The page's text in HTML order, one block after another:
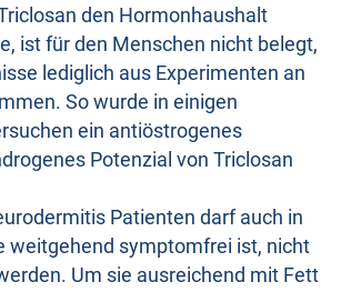
den Hormonhaushalt
ist für den Menschen nicht belegt,
lediglich aus Experimenten an
So wurde in einigen
ein antiöstrogenes
Potenzial von Triclosan
Patienten darf auch in
weitgehend symptomfrei ist, nicht
Um sie ausreichend mit Fett